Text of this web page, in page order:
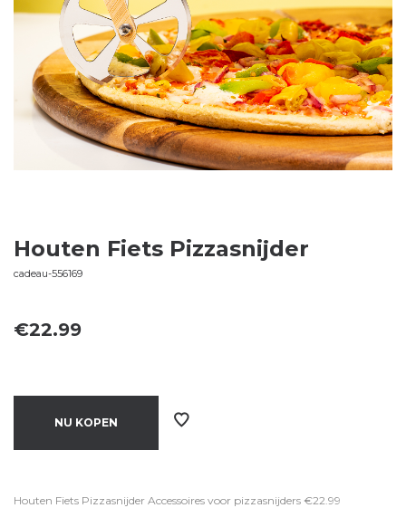
Houten Fiets Pizzasnijder
cadeau-556169
€22.99
NU KOPEN
Houten Fiets Pizzasnijder Accessoires voor pizzasnijders €22.99